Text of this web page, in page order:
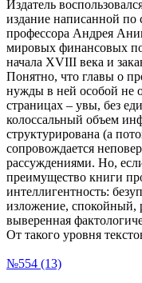
Издатель
издание написанной по
профессора Андрея
мировых финансовых
начала XVIII века и
Понятно, что главы о
нужды в ней особой не
страницах – увы, без
колоссальный объем
структурирована (а
сопровождается
рассуждениями. Но,
преимущество книги
интеллигентность:
изложение, спокойный,
выверенная
От такого уровня
№554 (13)